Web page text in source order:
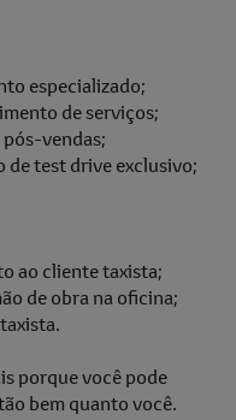
especializado;
de serviços;
vendas;
de test drive exclusivo;
ao cliente taxista;
de obra na oficina;
porque você pode
bem quanto você.